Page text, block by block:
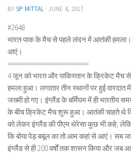
BYSP MITTAL · JUNE 4, 2017
#2648
भारत-पाक के मैच से पहले लंदन में आतंकी हमला।
आएं।
=======================
4 जून को भारत और पाकिस्तान के क्रिकेट
हमला हुआ। लगातार तीन स्थानों पर हुई वारदात
जख्मी हो गए। इंग्लैंड के बर्मिंघम में ही भारतीय
के बीच क्रिकेट मैच शुरू हुआ। आतंकी चाहते थे
को लेकर इंग्लैंड की पीएम थेरेसा कुछ भी कहे,
कि बोया पेड़ बबूल का तो आम कहां से आएं। सब
इंग्लैंड से ही 200 वर्षों तक शासन किया और जब